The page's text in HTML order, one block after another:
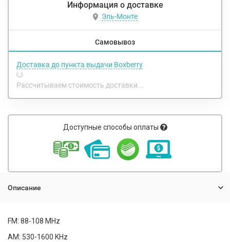
Информация о доставке
Эль-Монте
Самовывоз
Доставка до пункта выдачи Boxberry
Рассчитываем стоимость доставки...
Доступные способы оплаты
Описание
FM: 88-108 MHz
AM: 530-1600 KHz